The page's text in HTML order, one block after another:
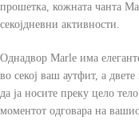
прошетка, кожната чанта
секојдневни активности.
Однадвор Marle има
во секој ваш аутфит, а
да ја носите преку цело
моментот одговара на